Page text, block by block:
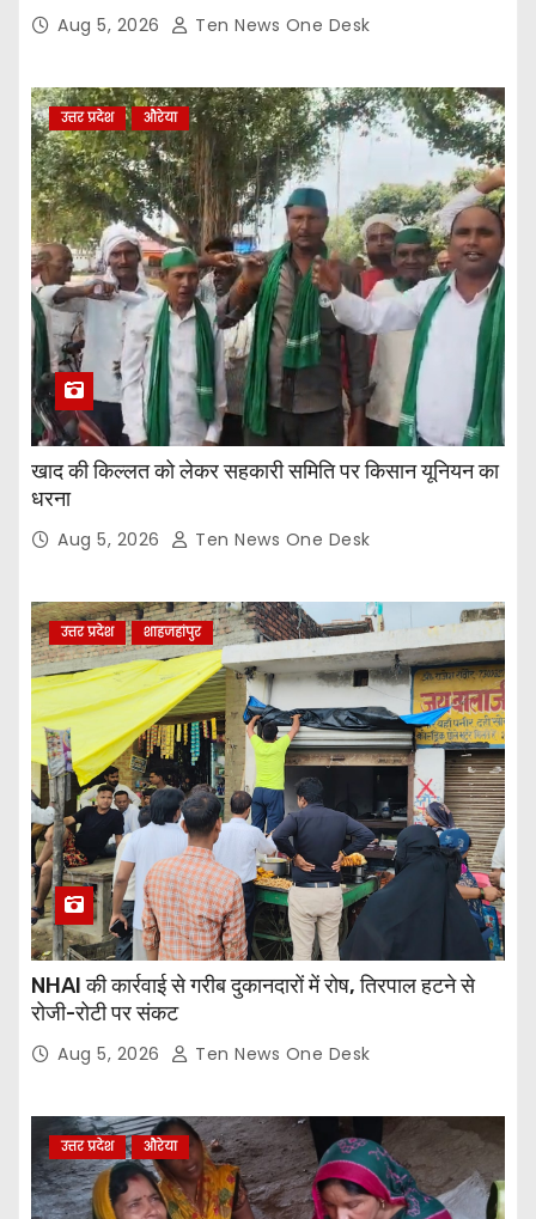
Aug 5, 2026 Ten News One Desk
उत्तर प्रदेश औरेया
खाद की किल्लत को लेकर सहकारी समिति पर किसान यूनियन का
धरना
Aug 5, 2026 Ten News One Desk
उत्तर प्रदेश शाहजहांपुर
NHAI की कार्रवाई से गरीब दुकानदारों में रोष, तिरपाल हटने से
रोजी-रोटी पर संकट
Aug 5, 2026 Ten News One Desk
उत्तर प्रदेश औरेया